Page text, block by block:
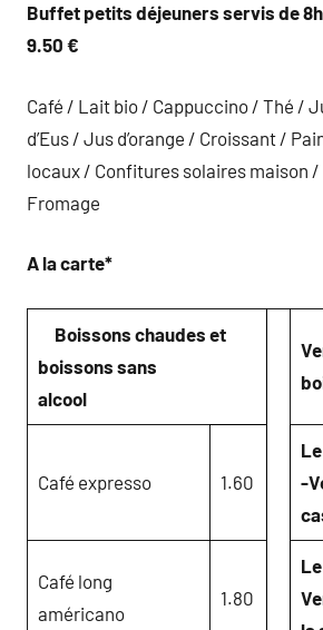
Buffet petits déjeuners servis de
9.50 €
Café / Lait bio / Cappuccino / Thé /
d’Eus / Jus d’orange / Croissant /
locaux / Confitures solaires maison
Fromage
A la carte*
Boissons chaudes et
boissons sans
alcool
Café expresso 1.60
-
Café long
américano
1.80